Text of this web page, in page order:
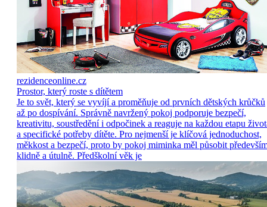
rezidenceonline.cz
Prostor, který roste s dítětem
Je to svět, který se vyvíjí a proměňuje od prvních dětských krůčků
až po dospívání. Správně navržený pokoj podporuje bezpečí,
kreativitu, soustředění i odpočinek a reaguje na každou etapu
a specifické potřeby dítěte. Pro nejmenší je klíčová jednoduchost,
měkkost a bezpečí, proto by pokoj miminka měl působit
klidně a útulně. Předškolní věk je